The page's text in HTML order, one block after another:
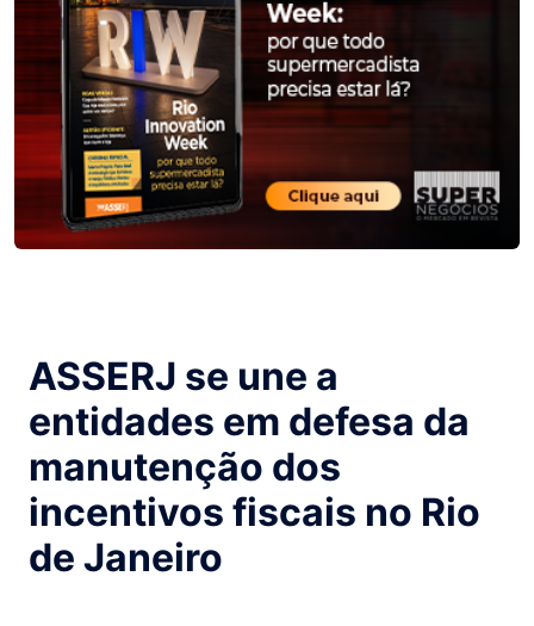
ASSERJ se une a
entidades em defesa da
manutenção dos
incentivos fiscais no Rio
de Janeiro